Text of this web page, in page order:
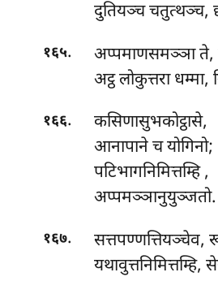
दुतियञ्च चतुत्थञ्च,
१६५. अप्पमाणसमञ्ञाते,
अट्ठ लोकुत्तरा
१६६.
कसिणासुभकोट्ठासे,
आनापाने च योगिनो;
पटिभागनिमित्तम्हि,
अप्पमञ्ञानुयुञ्जतो.
१६७.
सत्तपण्णत्तियञ्चेव,